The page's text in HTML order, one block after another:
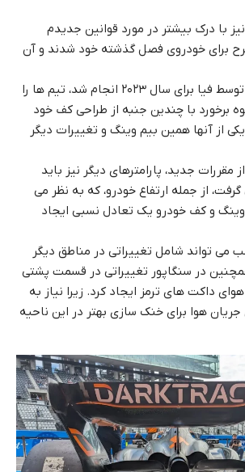
با درک بیشتر در مورد قوانین جدیدم
برای خودروی فصل گذشته خود شدند و آن
تغییرات مقرراتی که توسط فیا برای سال ۲۰۲۳ انجام شد، تیم ها را
برخورد با چندین جنبه از طراحی کف خود
از آنها همین بیم وینگ و تغییرات دیگر
مقررات جدید، پارامترهای دیگر نیز باید
گرفت، از جمله ارتفاع خودرو، که به نظر می
وینگ و کف خودرو یک تعادل نسبی ایجاد
می تواند شامل تغییراتی در مناطق دیگر
در سنگاپور تغییراتی در قسمت پشتی
داکت های ترمز ایجاد کرد. زیرا نیاز به
هوا برای خنک سازی بهتر در این ناحیه